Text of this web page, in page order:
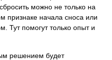
можно не только на
начала сноса или
Тут помогут только опыт и
решением будет